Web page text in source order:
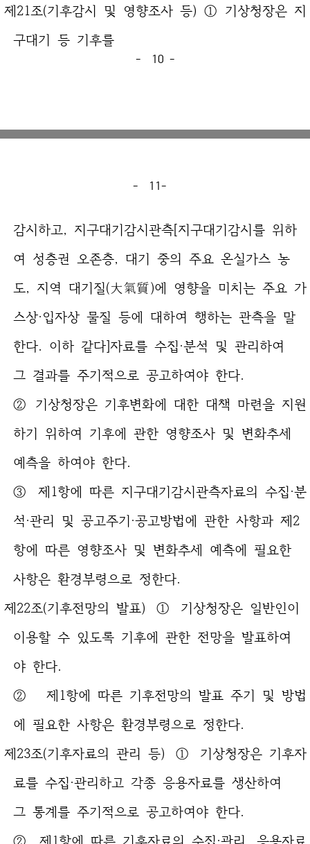
제21조(기후감시 및 영향조사 등) ① 기상청장은 지
구대기 등 기후를
- 10 -
- 11-
감시하고, 지구대기감시관측[지구대기감시를 위하
여 성층권 오존층, 대기 중의 주요 온실가스 농
도, 지역 대기질(大氣質)에 영향을 미치는 주요 가
스상·입자상 물질 등에 대하여 행하는 관측을 말
한다. 이하 같다]자료를 수집·분석 및 관리하여
그 결과를 주기적으로 공고하여야 한다.
② 기상청장은 기후변화에 대한 대책 마련을 지원
하기 위하여 기후에 관한 영향조사 및 변화추세
예측을 하여야 한다.
③ 제1항에 따른 지구대기감시관측자료의 수집·분
석·관리 및 공고주기·공고방법에 관한 사항과 제2
항에 따른 영향조사 및 변화추세 예측에 필요한
사항은 환경부령으로 정한다.
제22조(기후전망의 발표) ① 기상청장은 일반인이
이용할 수 있도록 기후에 관한 전망을 발표하여
야 한다.
② 제1항에 따른 기후전망의 발표 주기 및 방법
에 필요한 사항은 환경부령으로 정한다.
제23조(기후자료의 관리 등) ① 기상청장은 기후자
료를 수집·관리하고 각종 응용자료를 생산하여
그 통계를 주기적으로 공고하여야 한다.
② 제1항에 따른 기후자료의 수집·관리, 응용자료